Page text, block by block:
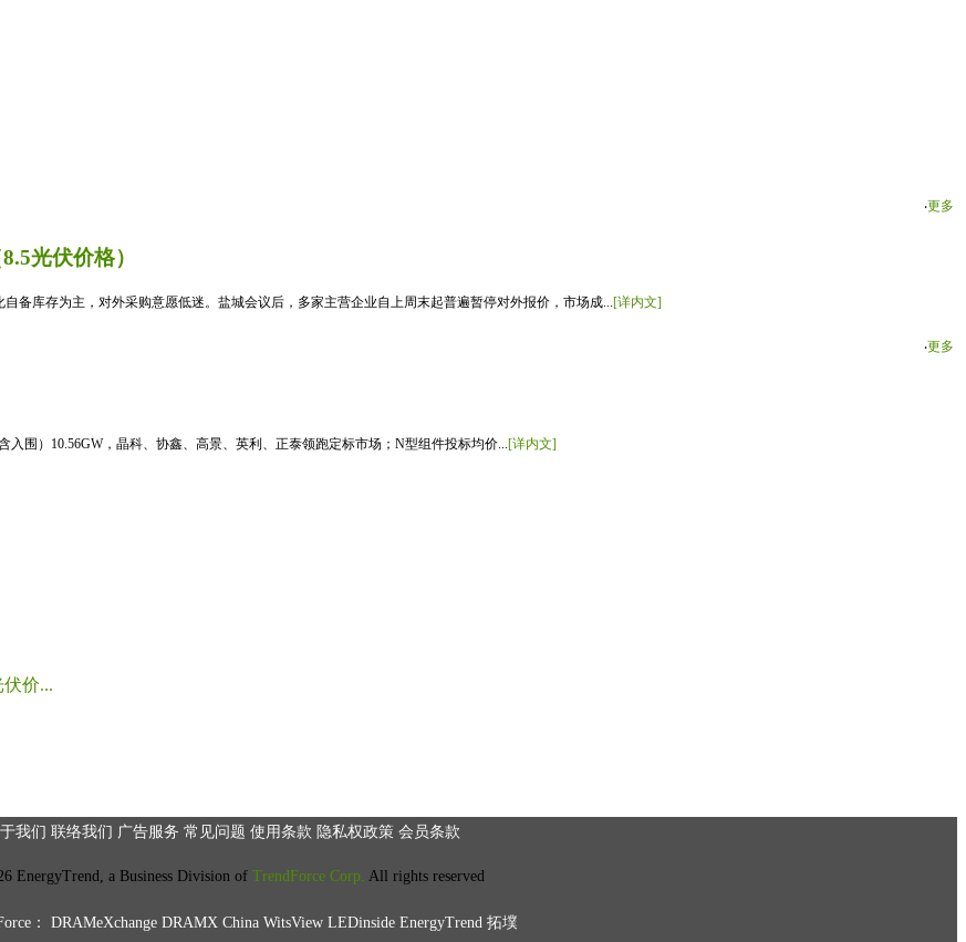
‧更多
光伏价格）
备库存为主，对外采购意愿低迷。盐城会议后，多家主营企业自上周末起普遍暂停对外报价，市场成...[详内文]
‧更多
围）10.56GW，晶科、协鑫、高景、英利、正泰领跑定标市场；N型组件投标均价... [详内文]
价...
我们 联络我们 广告服务 常见问题 使用条款 隐私权政策 会员条款
EnergyTrend, a Business Division of TrendForce Corp. All rights reserved
： DRAMeXchange DRAMX China WitsView LEDinside EnergyTrend 拓墣